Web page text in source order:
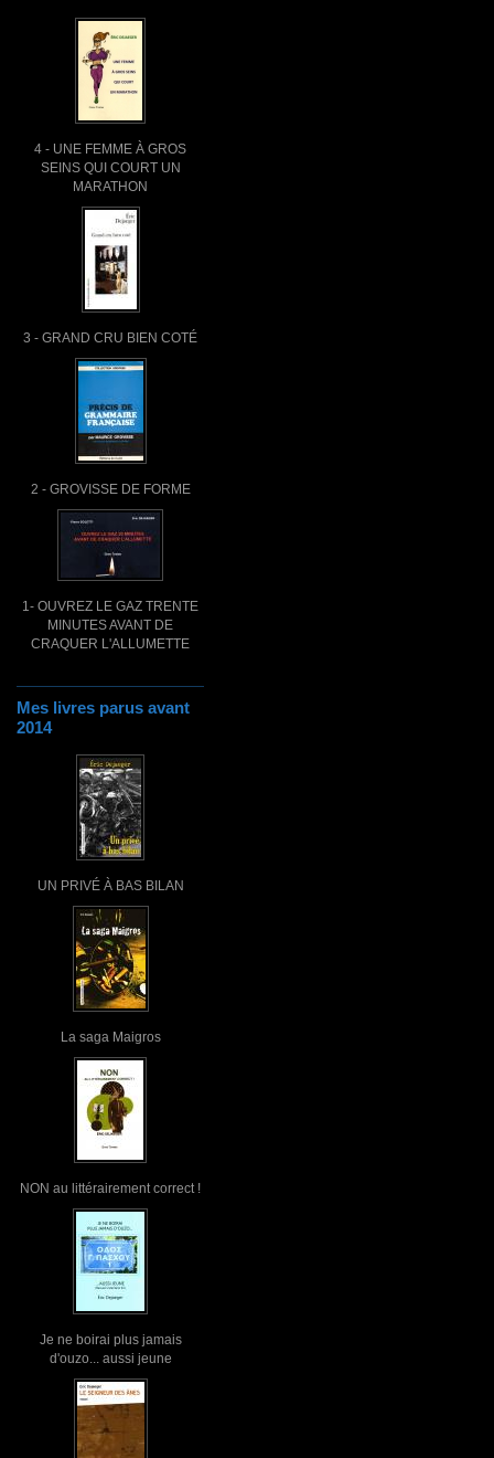
4 - UNE FEMME À GROS
SEINS QUI COURT UN
MARATHON
3 - GRAND CRU BIEN COTÉ
2 - GROVISSE DE FORME
1- OUVREZ LE GAZ TRENTE
MINUTES AVANT DE
CRAQUER L'ALLUMETTE
Mes livres parus avant
2014
UN PRIVÉ À BAS BILAN
La saga Maigros
NON au littérairement correct !
Je ne boirai plus jamais
d'ouzo... aussi jeune